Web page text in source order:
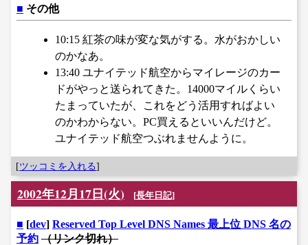
■ その他
10:15 紅茶の味が変な気がする。水がおかしい
のかなあ。
13:40 ユナイテッド航空からマイレージのカー
ドがやっと送られてきた。14000マイルくらい
たまっていたが、これをどう活用すればよい
のかわからない。PC買えるといいんだけど。
ユナイテッド航空つぶれませんように。
[ツッコミを入れる]
2002年12月17日(火) [長年日記]
■ [dev] Reserved Top Level DNS Names 最上位 DNS 名の
予約 （リンク切れ）